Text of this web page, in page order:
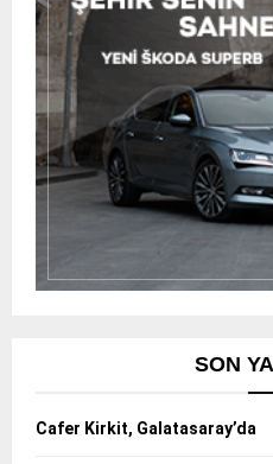
SON
Cafer Kirkit, Galatasaray’da